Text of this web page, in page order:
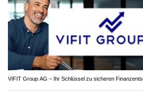
VIFIT Group AG – Ihr Schlüssel zu sicheren